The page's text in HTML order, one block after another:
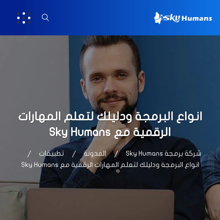
انواع البرمجة ودليلك لتعلم المهارات
الرقمية مع Sky Humans
شركة برمجة Sky Humans المدونة
تطبيقات
انواع البرمجة ودليلك لتعلم المهارات الرقمية مع Sky Humans